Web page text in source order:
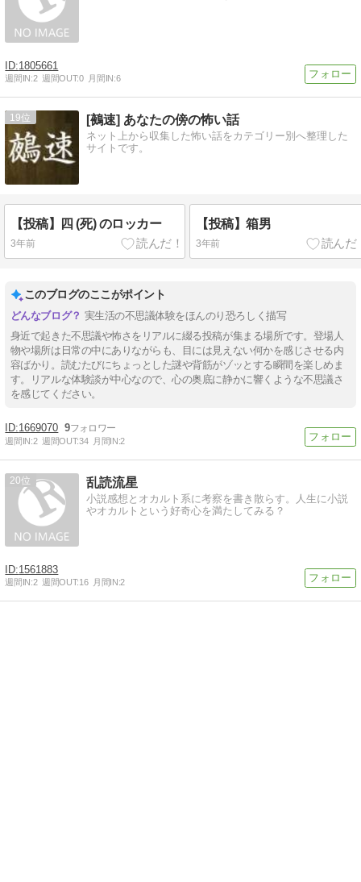
1805661
週間IN:2 週間OUT:0 月間IN:6
19 [鵺速] あなたの傍の怖い話
ネット上から収集した怖い話をカテゴリー別へ整理した
サイトです。
【投稿】四 (死) のロッカー
3年前
【投稿】箱男
3年前
このブログのここがポイント
実生活の不思議体験をほんのり恐ろしく描写
身近で起きた不思議や怖さをリアルに綴る投稿が集まる場所です。登場人
物や場所は日常の中にありながらも、目には見えない何かを感じさせる内
容ばかり。読むたびにちょっとした謎や背筋がゾッとする瞬間を楽しめま
す。リアルな体験談が中心なので、心の奥底に静かに響くような不思議さ
を感じてください。
1669070 9
週間IN:2 週間OUT:34 月間IN:2
20 乱読流星
小説感想とオカルト系に考察を書き散らす。人生に小説
やオカルトという好奇心を満たしてみる？
1561883
週間IN:2 週間OUT:16 月間IN:2